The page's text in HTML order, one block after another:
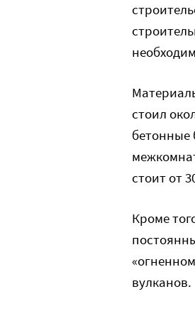
стоил
бетонные
стоит от
Кроме
вулканов.